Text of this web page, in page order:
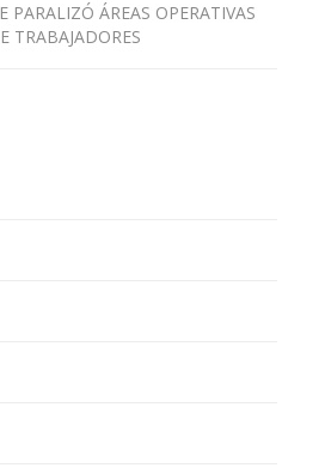
PARALIZÓ ÁREAS OPERATIVAS
TRABAJADORES